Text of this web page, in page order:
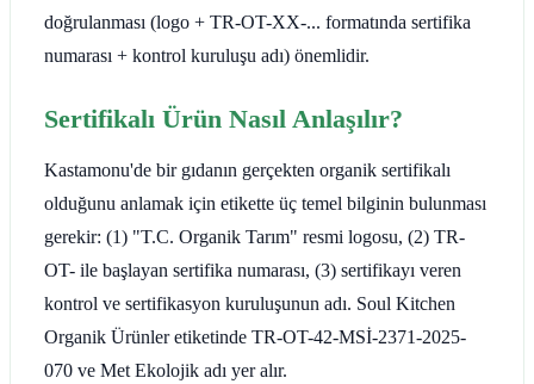
doğrulanması (logo + TR-OT-XX-... formatında sertifika
numarası + kontrol kuruluşu adı) önemlidir.
Sertifikalı Ürün Nasıl Anlaşılır?
Kastamonu'de bir gıdanın gerçekten organik sertifikalı
olduğunu anlamak için etikette üç temel bilginin bulunması
gerekir: (1) "T.C. Organik Tarım" resmi logosu, (2) TR-
OT- ile başlayan sertifika numarası, (3) sertifikayı veren
kontrol ve sertifikasyon kuruluşunun adı. Soul Kitchen
Organik Ürünler etiketinde TR-OT-42-MSİ-2371-2025-
070 ve Met Ekolojik adı yer alır.